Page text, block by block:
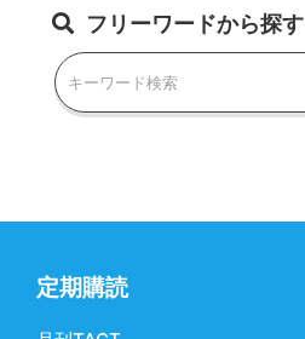
フリーワードから探す
定期購読